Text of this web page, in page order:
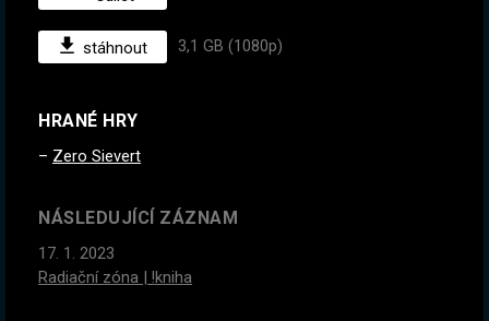
stáhnout 3,1 GB (1080p)
HRANÉ HRY
Zero Sievert
NÁSLEDUJÍCÍ ZÁZNAM
17. 1. 2023
Radiační zóna | !kniha